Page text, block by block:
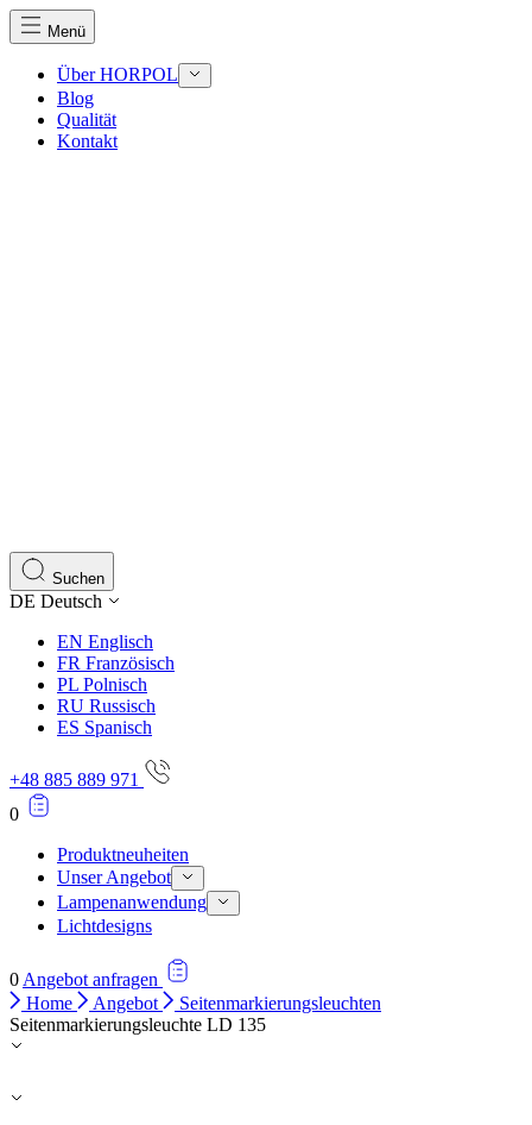
Menü
Über HORPOL
Blog
Qualität
Kontakt
Suchen
DE Deutsch
EN Englisch
FR Französisch
PL Polnisch
RU Russisch
ES Spanisch
+48 885 889 971
0
Produktneuheiten
Unser Angebot
Lampenanwendung
Lichtdesigns
0 Angebot anfragen
Home
Angebot
Seitenmarkierungsleuchten
Seitenmarkierungsleuchte LD 135
Marketing-Cookies werden verwendet, um Benutzer
einzelnen Benutzer relevant und ansprechend sind und
Nicht kategorisiert.
Andere nicht kategorisierte Cookies sind solche, die